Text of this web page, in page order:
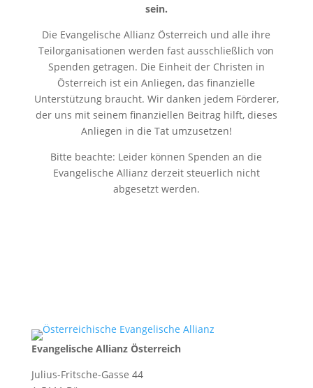
sein.
Die Evangelische Allianz Österreich und alle ihre
Teilorganisationen werden fast ausschließlich von
Spenden getragen. Die Einheit der Christen in
Österreich ist ein Anliegen, das finanzielle
Unterstützung braucht. Wir danken jedem Förderer,
der uns mit seinem finanziellen Beitrag hilft, dieses
Anliegen in die Tat umzusetzen!
Bitte beachte: Leider können Spenden an die
Evangelische Allianz derzeit steuerlich nicht
abgesetzt werden.
Evangelische Allianz Österreich
Julius-Fritsche-Gasse 44